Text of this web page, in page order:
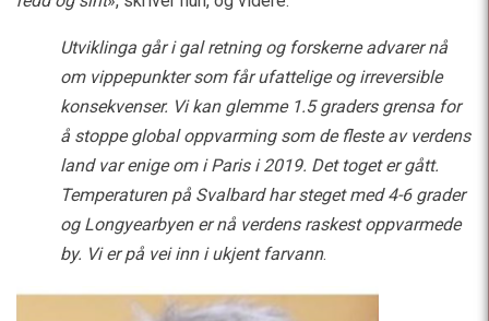
Utviklinga går i gal retning og forskerne advarer nå
om vippepunkter som får ufattelige og irreversible
konsekvenser. Vi kan glemme 1.5 graders grensa for
å stoppe global oppvarming som de fleste av verdens
land var enige om i Paris i 2019. Det toget er gått.
Temperaturen på Svalbard har steget med 4-6 grader
og Longyearbyen er nå verdens raskest oppvarmede
by. Vi er på vei inn i ukjent farvann.